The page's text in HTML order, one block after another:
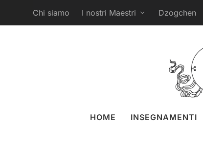
Chi siamo I nostri Maestri Dzogchen
HOME INSEGNAMENTI